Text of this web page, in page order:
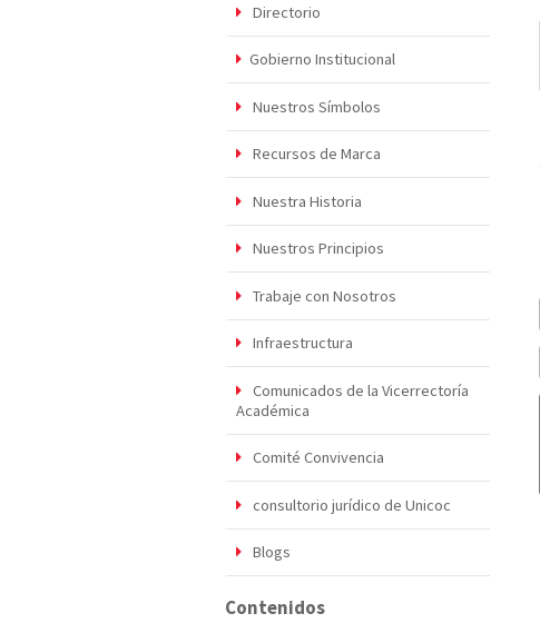
Directorio
Gobierno Institucional
Nuestros Símbolos
Recursos de Marca
Nuestra Historia
Nuestros Principios
Trabaje con Nosotros
Infraestructura
Comunicados de la Vicerrectoría
Académica
Comité Convivencia
consultorio jurídico de Unicoc
Blogs
Contenidos